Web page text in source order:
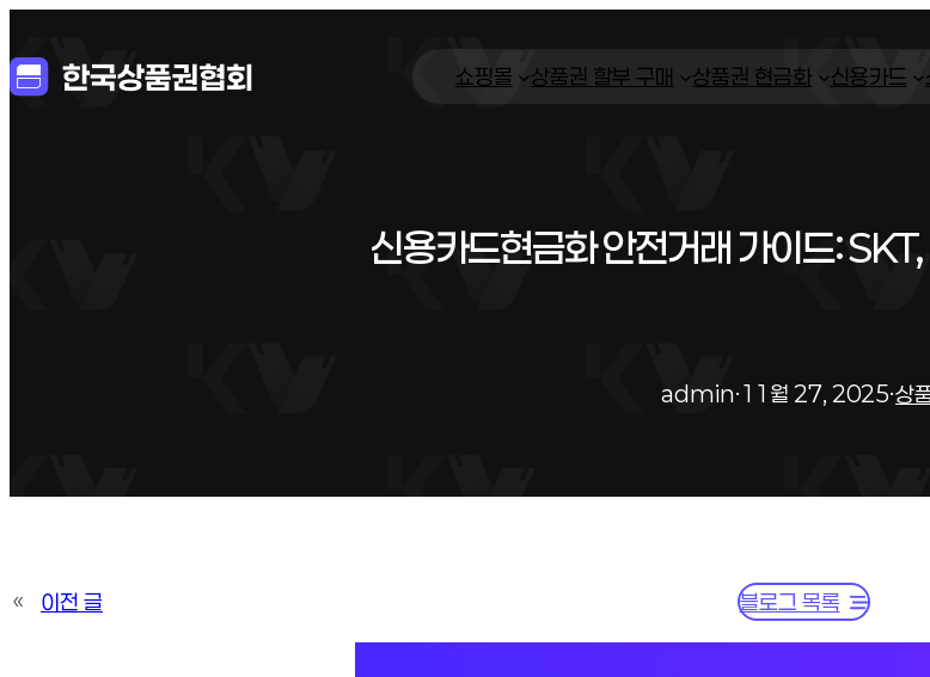
쇼핑몰 상품권 할부 구매 상품권 현금화 신용카드
신용카드현금화 안전거래 가이드:
admin·11월 27, 2025·상
« 이전 글 블로그 목록